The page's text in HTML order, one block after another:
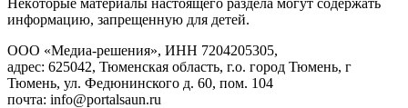
инфopмaцию, зaпpeщeнную для дeтeй.
ООО «Медиа-решения», ИНН 7204205305,
адрес: 625042, Тюменская область, г.о. город Тюмень, г
Тюмень, ул. Федюнинского д. 60, пом. 104
почта: info@portalsaun.ru